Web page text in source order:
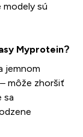
sú
Myprotein?
jemnom
môže zhoršiť
sa